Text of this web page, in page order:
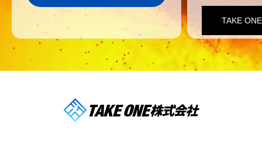
TAKE